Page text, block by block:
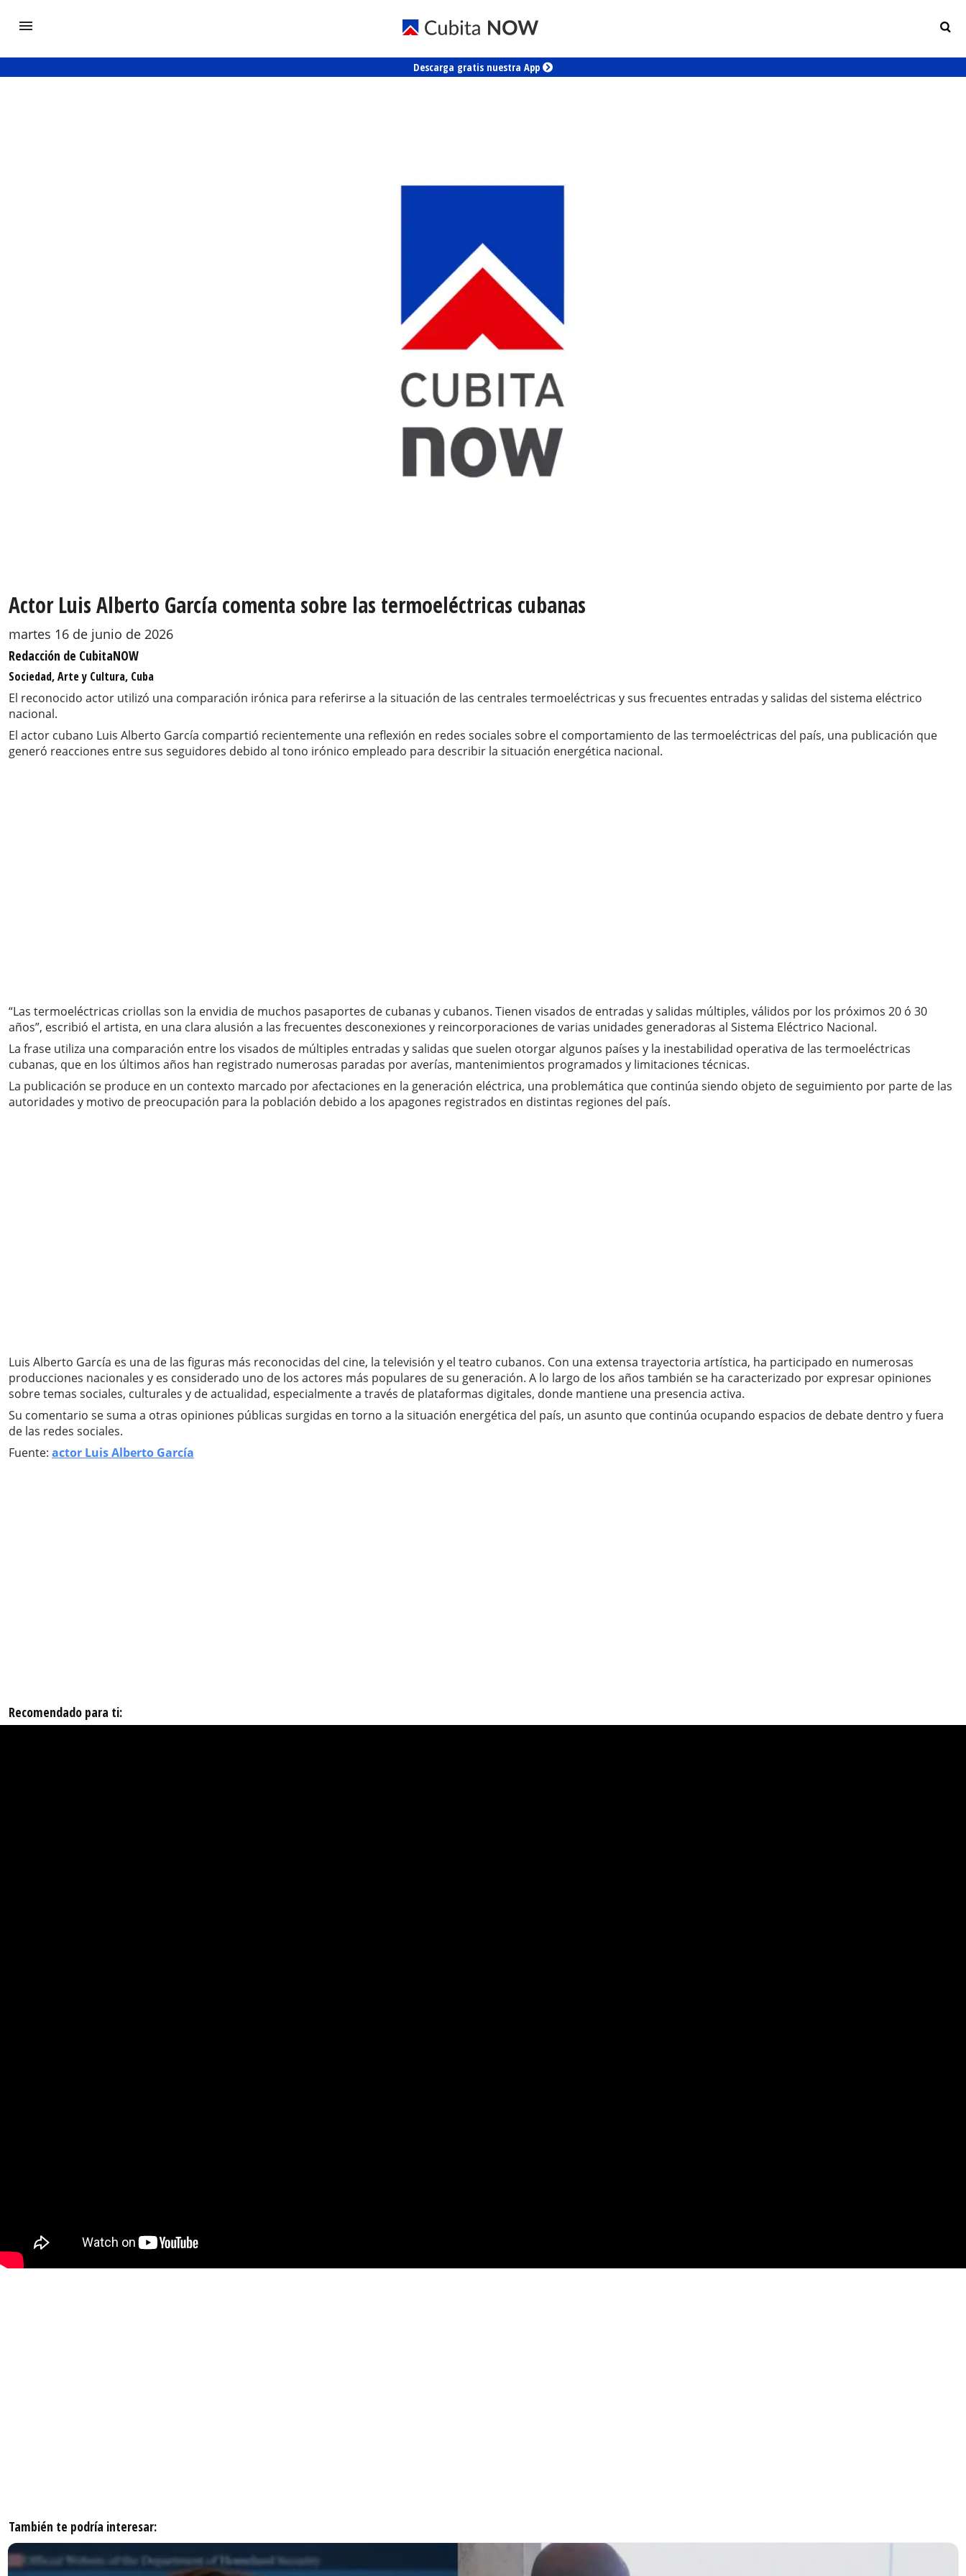
Descarga gratis nuestra App
Actor Luis Alberto García comenta sobre las termoeléctricas cubanas
martes 16 de junio de 2026
Redacción de CubitaNOW
Sociedad, Arte y Cultura, Cuba
El reconocido actor utilizó una comparación irónica para referirse a la situación de las centrales termoeléctricas y sus frecuentes entradas y salidas del sistema eléctrico
nacional.
El actor cubano Luis Alberto García compartió recientemente una reflexión en redes sociales sobre el comportamiento de las termoeléctricas del país, una publicación que
generó reacciones entre sus seguidores debido al tono irónico empleado para describir la situación energética nacional.
“Las termoeléctricas criollas son la envidia de muchos pasaportes de cubanas y cubanos. Tienen visados de entradas y salidas múltiples, válidos por los próximos 20 ó 30
años”, escribió el artista, en una clara alusión a las frecuentes desconexiones y reincorporaciones de varias unidades generadoras al Sistema Eléctrico Nacional.
La frase utiliza una comparación entre los visados de múltiples entradas y salidas que suelen otorgar algunos países y la inestabilidad operativa de las termoeléctricas
cubanas, que en los últimos años han registrado numerosas paradas por averías, mantenimientos programados y limitaciones técnicas.
La publicación se produce en un contexto marcado por afectaciones en la generación eléctrica, una problemática que continúa siendo objeto de seguimiento por parte de las
autoridades y motivo de preocupación para la población debido a los apagones registrados en distintas regiones del país.
Luis Alberto García es una de las figuras más reconocidas del cine, la televisión y el teatro cubanos. Con una extensa trayectoria artística, ha participado en numerosas
producciones nacionales y es considerado uno de los actores más populares de su generación. A lo largo de los años también se ha caracterizado por expresar opiniones
sobre temas sociales, culturales y de actualidad, especialmente a través de plataformas digitales, donde mantiene una presencia activa.
Su comentario se suma a otras opiniones públicas surgidas en torno a la situación energética del país, un asunto que continúa ocupando espacios de debate dentro y fuera
de las redes sociales.
Fuente: actor Luis Alberto García
Recomendado para ti:
También te podría interesar: